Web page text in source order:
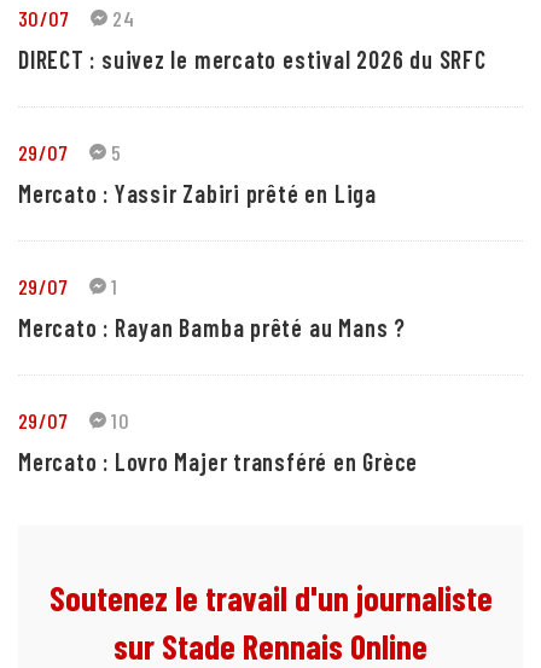
30/07 24
DIRECT : suivez le mercato estival 2026 du SRFC
29/07 5
Mercato : Yassir Zabiri prêté en Liga
29/07 1
Mercato : Rayan Bamba prêté au Mans ?
29/07 10
Mercato : Lovro Majer transféré en Grèce
Soutenez le travail d'un journaliste
sur Stade Rennais Online